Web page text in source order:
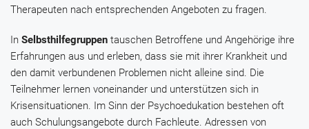
Therapeuten nach entsprechenden Angeboten zu fragen.
In Selbsthilfegruppen tauschen Betroffene und Angehörige ihre
Erfahrungen aus und erleben, dass sie mit ihrer Krankheit und
den damit verbundenen Problemen nicht alleine sind. Die
Teilnehmer lernen voneinander und unterstützen sich in
Krisensituationen. Im Sinn der Psychoedukation bestehen oft
auch Schulungsangebote durch Fachleute. Adressen von